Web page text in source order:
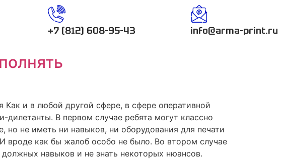
+7 (812) 608-95-43 info@arma-print.ru
Как и в любой другой сфере, в сфере оперативной
В первом случае ребята могут классно
не иметь ни навыков, ни оборудования для печати
вроде как бы жалоб особо не было. Во втором случае
навыков и не знать некоторых нюансов.